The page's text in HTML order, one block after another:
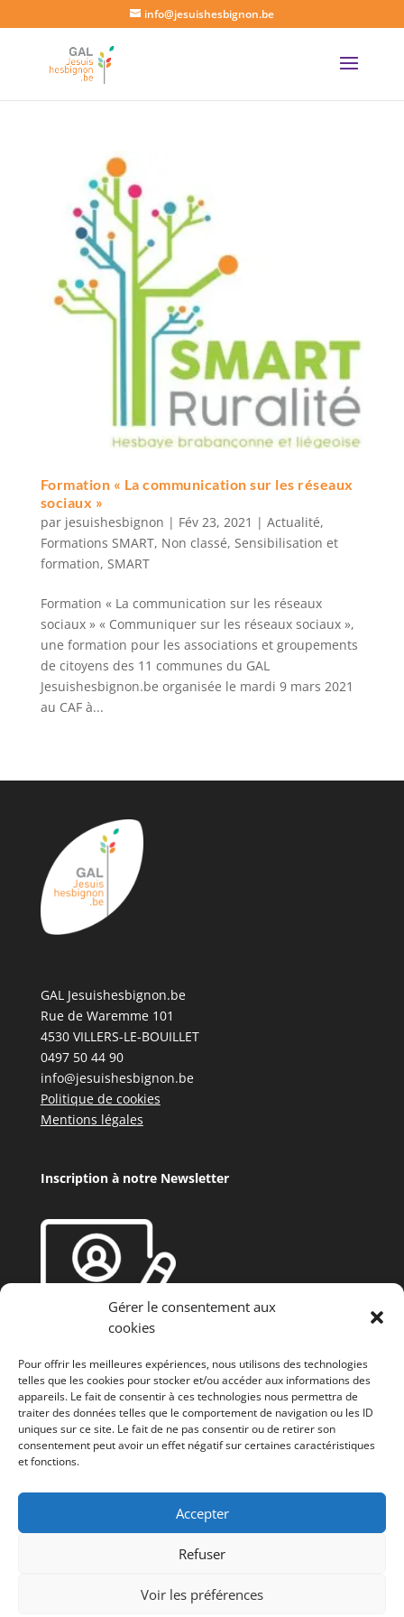
Gérer le consentement aux
cookies
Pour offrir les meilleures expériences, nous utilisons des technologies
telles que les cookies pour stocker et/ou accéder aux informations des
appareils. Le fait de consentir à ces technologies nous permettra de
traiter des données telles que le comportement de navigation ou les ID
uniques sur ce site. Le fait de ne pas consentir ou de retirer son
consentement peut avoir un effet négatif sur certaines caractéristiques
et fonctions.
Accepter
Refuser
Voir les préférences
info@jesuishesbignon.be
Formation « La communication sur les réseaux
sociaux »
par jesuishesbignon | Fév 23, 2021 | Actualité,
Formations SMART, Non classé, Sensibilisation et
formation, SMART
Formation « La communication sur les réseaux
sociaux » « Communiquer sur les réseaux sociaux »,
une formation pour les associations et groupements
de citoyens des 11 communes du GAL
Jesuishesbignon.be organisée le mardi 9 mars 2021
au CAF à...
GAL Jesuishesbignon.be
Rue de Waremme 101
4530 VILLERS-LE-BOUILLET
0497 50 44 90
info@jesuishesbignon.be
Politique de cookies
Mentions légales
Inscription à notre Newsletter
(FEADER) : L’Europe investit dans les zones rurales